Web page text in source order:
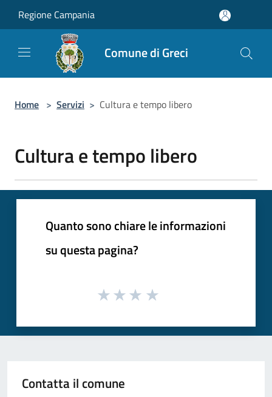
Regione Campania
Comune di Greci
Home > Servizi > Cultura e tempo libero
Cultura e tempo libero
Quanto sono chiare le informazioni
su questa pagina?
Contatta il comune